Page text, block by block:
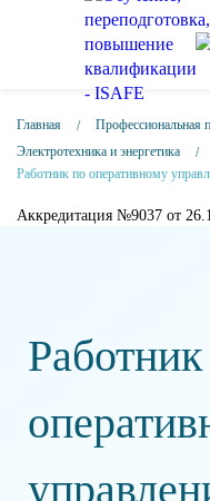
Главная
Профессиональная
Электротехника и энергетика
Работник по оперативному
Аккредитация №9037 от